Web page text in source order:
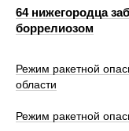
64 нижегородца
боррелиозом
Режим ракетной
области
Режим ракетной